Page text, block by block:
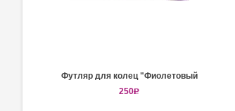
Футляр для колец "Фиолетовый
Виноград"
250R